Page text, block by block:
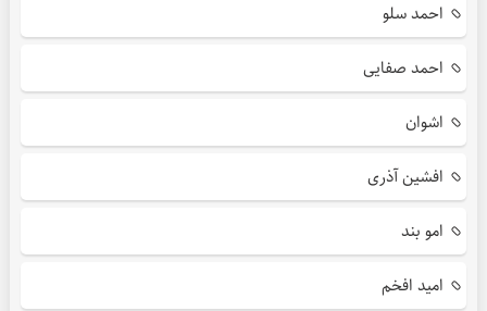
احمد سلو
احمد صفایی
اشوان
افشین آذری
امو بند
امید افخم